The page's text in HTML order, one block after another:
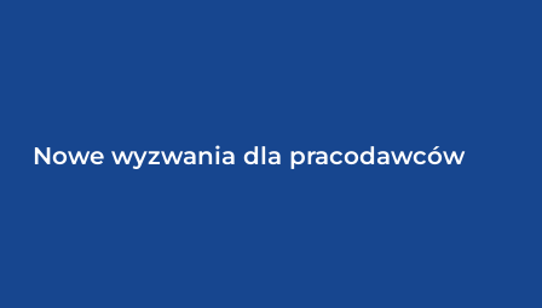
Nowe wyzwania dla pracodawców